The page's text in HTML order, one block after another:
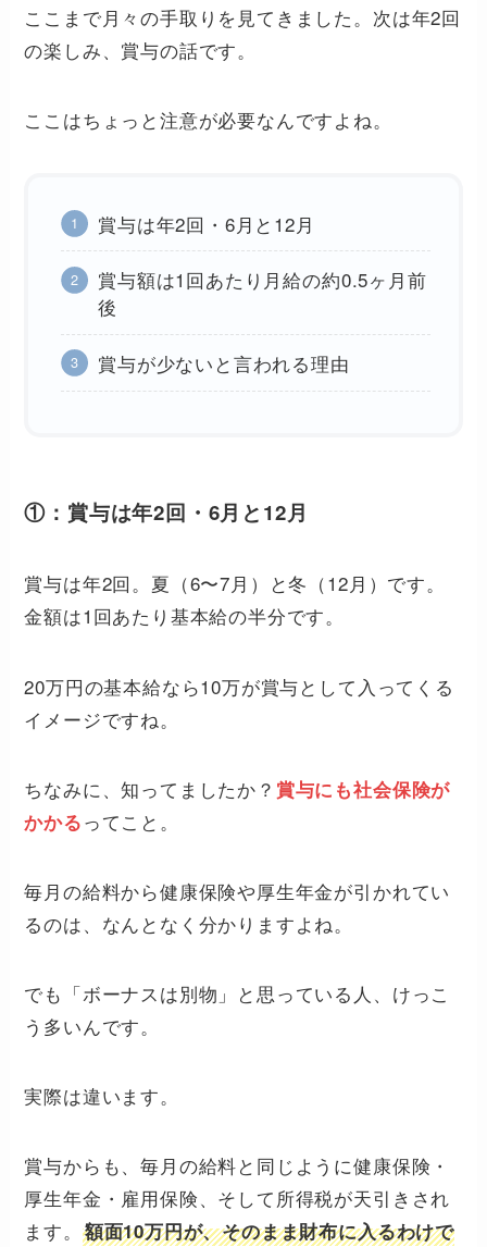
ここまで月々の手取りを見てきました。次は年2回
の楽しみ、賞与の話です。
ここはちょっと注意が必要なんですよね。
賞与は年2回・6月と12月
賞与額は1回あたり月給の約0.5ヶ月前
後
賞与が少ないと言われる理由
①：賞与は年2回・6月と12月
賞与は年2回。夏（6〜7月）と冬（12月）です。
金額は1回あたり基本給の半分です。
20万円の基本給なら10万が賞与として入ってくる
イメージですね。
ちなみに、知ってましたか？ 賞与にも社会保険が
かかるってこと。
毎月の給料から健康保険や厚生年金が引かれてい
るのは、なんとなく分かりますよね。
でも「ボーナスは別物」と思っている人、けっこ
う多いんです。
実際は違います。
賞与からも、毎月の給料と同じように健康保険・
厚生年金・雇用保険、そして所得税が天引きされ
ます。
額面10万円が、そのまま財布に入るわけで